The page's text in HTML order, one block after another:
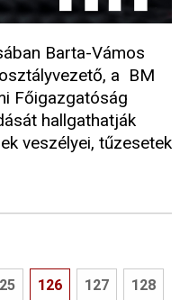
Barta-Vámos
a BM
Főigazgatóság
hallgathatják
veszélyei, tűzesetek
126 127 128